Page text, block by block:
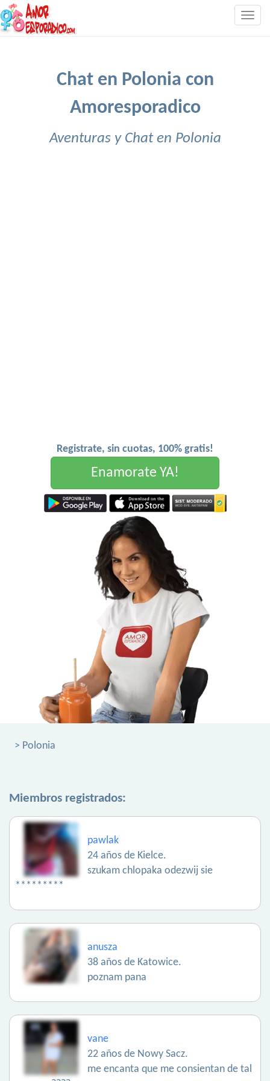
Chat en Polonia con
Amoresporadico
Aventuras y Chat en Polonia
Registrate, sin cuotas, 100% gratis!
Enamorate YA!
> Polonia
Miembros registrados:
pawlak
24 años de Kielce.
szukam chlopaka odezwij sie
*********
anusza
38 años de Katowice.
poznam pana
vane
22 años de Nowy Sacz.
me encanta que me consientan de tal